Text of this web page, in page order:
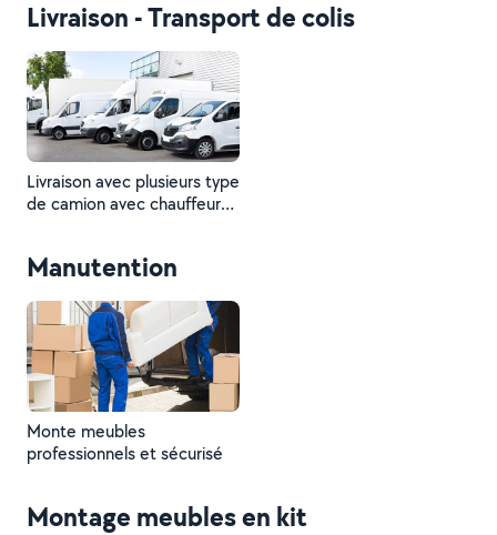
Dechetterie municipal du
Livraison - Transport de colis
Livraison avec plusieurs type
de camion avec chauffeur
Manutention
Monte meubles
professionnels et sécurisé
Montage meubles en kit